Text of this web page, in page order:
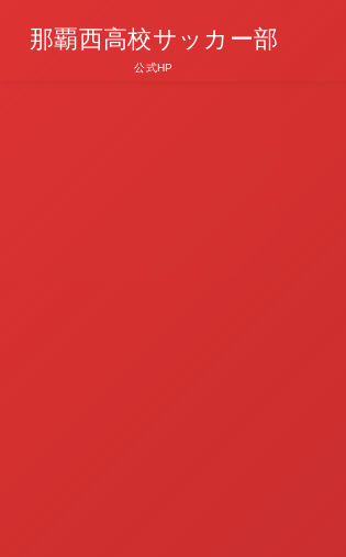
那覇西高校サッカー部
公式HP